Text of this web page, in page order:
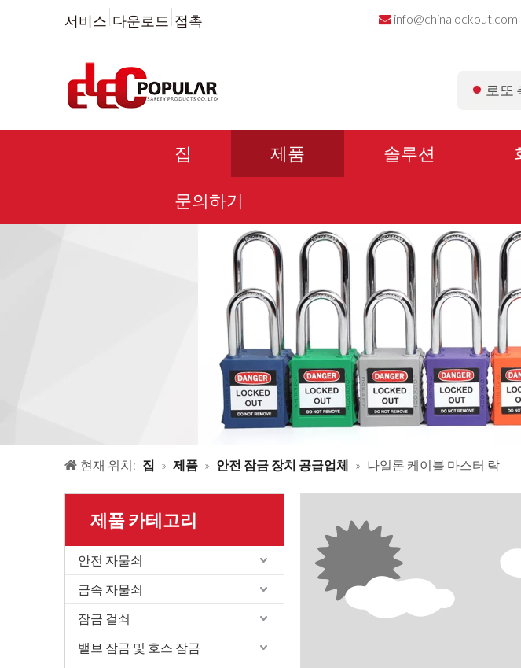
서비스 다운로드 접촉  info@chinalockout.com
로또 측
집 제품 솔루션
문의하기
현재 위치: 집 » 제품 » 안전 잠금 장치 공급업체 » 나일론 케이블 마스터 락
제품 카테고리
안전 자물쇠
금속 자물쇠
잠금 걸쇠
밸브 잠금 및 호스 잠금